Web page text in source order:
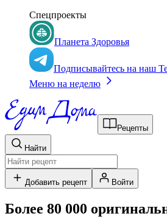
Спецпроекты
Планета Здоровья
Подписывайтесь на наш
Меню на неделю
Рецепты
Найти
Добавить рецепт Войти
Более 80 000